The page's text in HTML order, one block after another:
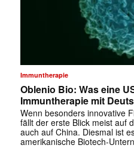
Immuntherapie
Oblenio Bio: Was eine
Immuntherapie mit
Wenn besonders innovative
fällt der erste Blick meist auf
auch auf China. Diesmal ist
amerikanische Biotech-